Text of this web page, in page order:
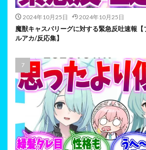
2024年10月25日 2024年10月25日
魔獣キャスパリーグに対する緊急反吐速報
ルアカ/反応集】